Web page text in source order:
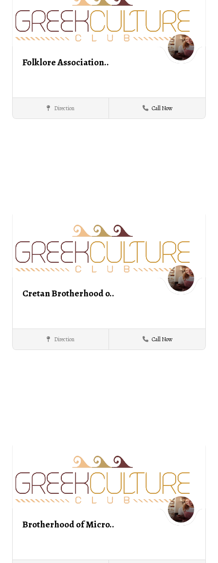
Folklore Association..
Σαρακατσαναίων
Direction Call Now
Cretan Brotherhood o..
Direction Call Now
Brotherhood of Micro..